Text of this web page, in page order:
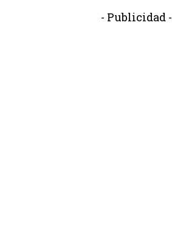
- Publicidad -